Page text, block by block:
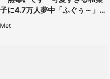
子に4.7万人夢中「ふぐぅ～」
Met